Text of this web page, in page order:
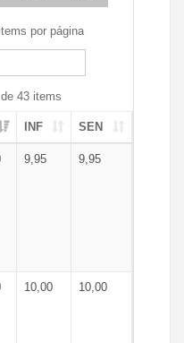
items por página
43 items
INF SEN
9,95 9,95
10,00 10,00